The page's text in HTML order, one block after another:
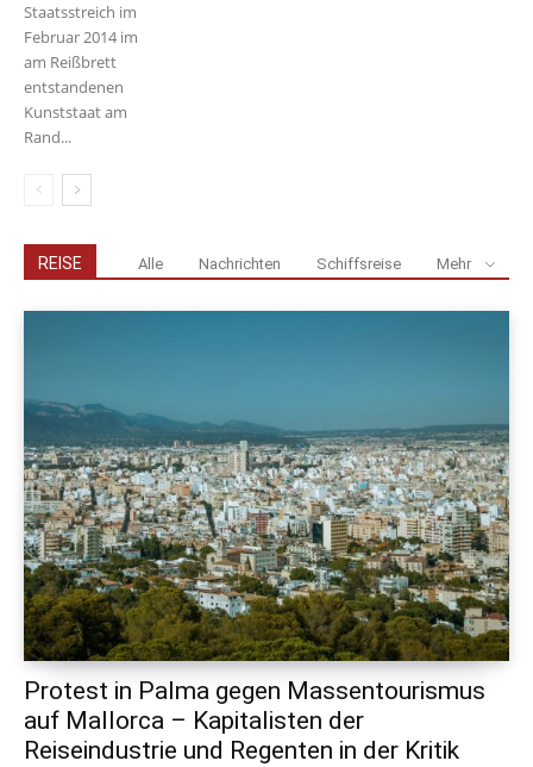
Staatsstreich im
Februar 2014 im
am Reißbrett
entstandenen
Kunststaat am
Rand...
REISE Alle Nachrichten Schiffsreise Mehr
Protest in Palma gegen Massentourismus
auf Mallorca – Kapitalisten der
Reiseindustrie und Regenten in der Kritik